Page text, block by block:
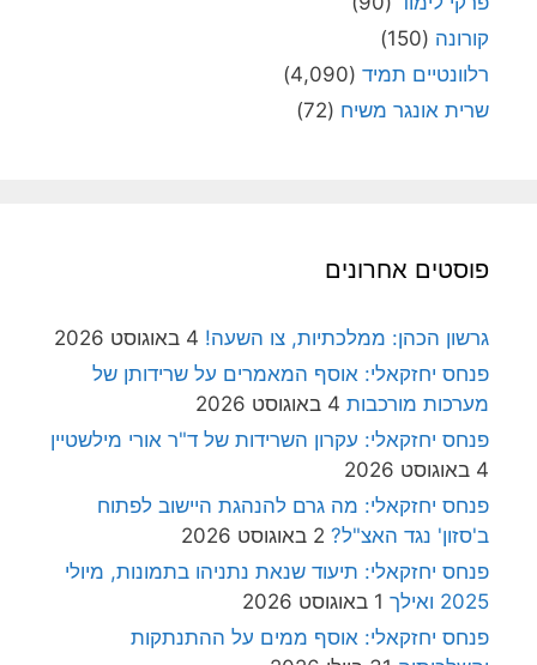
קורונה (150)
רלוונטיים תמיד (4,090)
שרית אונגר משיח (72)
פוסטים אחרונים
גרשון הכהן: ממלכתיות, צו השעה! 4 באוגוסט 2026
פנחס יחזקאלי: אוסף המאמרים על שרידותן של
מערכות מורכבות 4 באוגוסט 2026
פנחס יחזקאלי: עקרון השרידות של ד"ר אורי מילשטיין
4 באוגוסט 2026
פנחס יחזקאלי: מה גרם להנהגת היישוב לפתוח
ב'סזון' נגד האצ"ל? 2 באוגוסט 2026
פנחס יחזקאלי: תיעוד שנאת נתניהו בתמונות, מיולי
2025 ואילך
1 באוגוסט 2026
פנחס יחזקאלי: אוסף ממים על ההתנתקות